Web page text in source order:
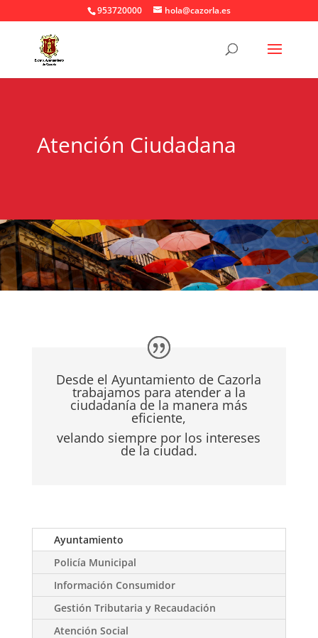
953720000 hola@cazorla.es
Atención Ciudadana
Desde el Ayuntamiento de Cazorla
trabajamos para atender a la
ciudadanía de la manera más
eficiente,
velando siempre por los intereses
de la ciudad.
Ayuntamiento
Policía Municipal
Información Consumidor
Gestión Tributaria y Recaudación
Atención Social